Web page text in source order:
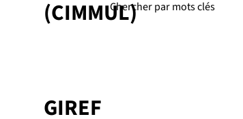
(CIMMUL)
GIREF